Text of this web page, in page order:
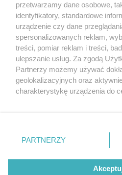
Damian
policjant
komendy Policji
złodzieja
Katowicach.
Nie zapomnij
zapoznać się z:
polityką prywatności
Twojemiasto
Piekary Śląskie
Chorzów
Tarnowskie Góry
Gliwice
przetwarzamy dane osobowe,
identyfikatory, standardowe
urządzenie czy dane
spersonalizowanych reklam,
treści, pomiar reklam i treści,
ulepszanie usług. Za zgodą
Partnerzy możemy używać
geolokalizacyjnych oraz
charakterystykę urządzenia do
zmienić/wycofać klikając
znajdujący się w lewym dolnym
rodzaje przetwarzania danych
użytkownika, ale masz prawo
PARTNERZY